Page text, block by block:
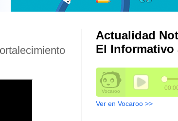
Actualidad
El Informativo
Ver en Vocaroo >>